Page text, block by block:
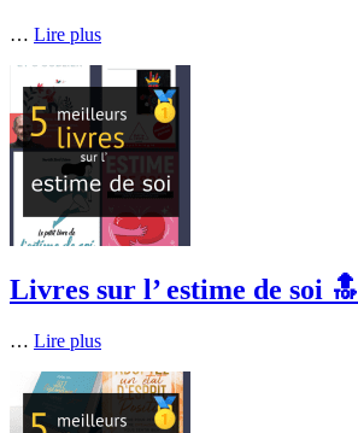
… Lire plus
Livres sur l’ estime de soi 🔝
… Lire plus